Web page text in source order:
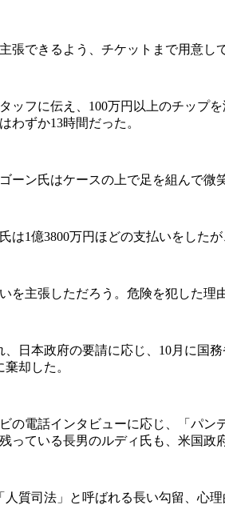
できるよう、チケットまで用意し
フに伝え、100万円以上のチップ
わずか13時間だった。
ン氏はケースの上で足を組んで微
1億3800万円ほどの支払いをした
を主張しただろう。危険を犯した
日本政府の要請に応じ、10月に国
却した。
電話インタビューに応じ、「パ
っている長男のルディ氏も、米国政
質司法」と呼ばれる長い勾留、心